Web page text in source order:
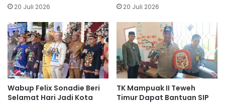
20 Juli 2026 20 Juli 2026
Wabup Felix Sonadie Beri
Selamat Hari Jadi Kota
TK Mampuak II Teweh
Timur Dapat Bantuan SIP